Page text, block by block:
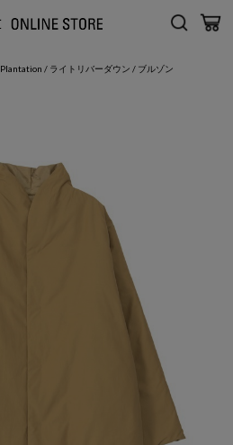
Plantation / ライトリバーダウン / ブルゾン